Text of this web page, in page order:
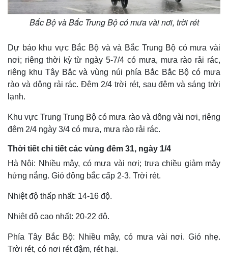
Bắc Bộ và Bắc Trung Bộ có mưa vài nơi, trời rét
Dự báo khu vực Bắc Bộ và và Bắc Trung Bộ có mưa vài
nơi; riêng thời kỳ từ ngày 5-7/4 có mưa, mưa rào rải rác,
riêng khu Tây Bắc và vùng núi phía Bắc Bắc Bộ có mưa
rào và dông rải rác. Đêm 2/4 trời rét, sau đêm và sáng trời
lạnh.
Khu vực Trung Trung Bộ có mưa rào và dông vài nơi, riêng
đêm 2/4 ngày 3/4 có mưa, mưa rào rải rác.
Thời tiết chi tiết các vùng đêm 31, ngày 1/4
Hà Nội: Nhiều mây, có mưa vài nơi; trưa chiều giảm mây
hửng nắng. Gió đông bắc cấp 2-3. Trời rét.
Nhiệt độ thấp nhất: 14-16 độ.
Nhiệt độ cao nhất: 20-22 độ.
Phía Tây Bắc Bộ: Nhiều mây, có mưa vài nơi. Gió nhẹ.
Trời rét, có nơi rét đậm, rét hại.